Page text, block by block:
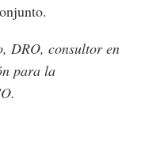
DRO, consultor en
para la